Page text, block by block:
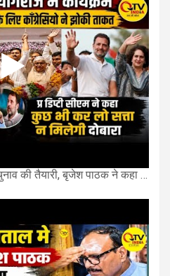
राहुल गाँधी के ज़रिये 2027 के चुनाव की तैयारी, बृजेश पाठक ने कहा चुक चुकी हैं कांग्रेस